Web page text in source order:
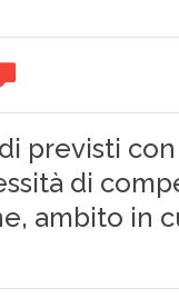
previsti con
di
ambito in